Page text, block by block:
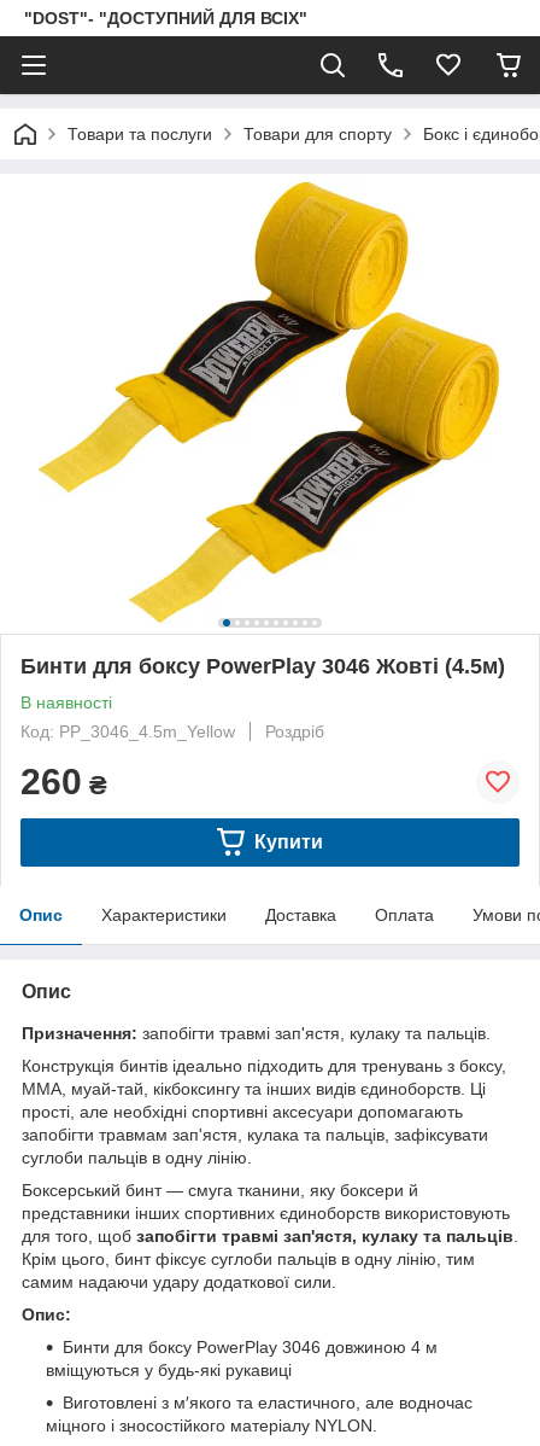
"DOST"- "ДОСТУПНИЙ ДЛЯ ВСІХ"
Товари та послуги Товари для спорту Бокс і
Бинти для боксу PowerPlay 3046 Жовті (4.5м)
В наявності
Код: PP_3046_4.5m_Yellow
Роздріб
260 ₴
Купити
Опис Характеристики Доставка Оплата Умови
Опис
Призначення: запобігти травмі зап'ястя, кулаку та пальців.
Конструкція бинтів ідеально підходить для тренувань з боксу,
ММА, муай-тай, кікбоксингу та інших видів єдиноборств. Ці
прості, але необхідні спортивні аксесуари допомагають
запобігти травмам зап'ястя, кулака та пальців, зафіксувати
суглоби пальців в одну лінію.
Боксерський бинт — смуга тканини, яку боксери й
представники інших спортивних єдиноборств використовують
для того, щоб запобігти травмі зап'ястя, кулаку та пальців
Крім цього, бинт фіксує суглоби пальців в одну лінію, тим
самим надаючи удару додаткової сили.
Опис:
Бинти для боксу PowerPlay 3046 довжиною 4 м
вміщуються у будь-які рукавиці
Виготовлені з м′якого та еластичного, але водночас
міцного і зносостійкого матеріалу NYLON.